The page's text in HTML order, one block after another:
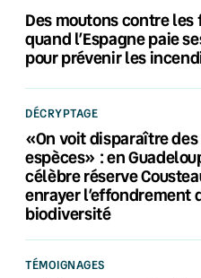
Des moutons contre les
quand l’Espagne paie
pour prévenir les
DÉCRYPTAGE
«On voit disparaître des
espèces» : en
célèbre réserve
enrayer l’effondrement
biodiversité
TÉMOIGNAGES